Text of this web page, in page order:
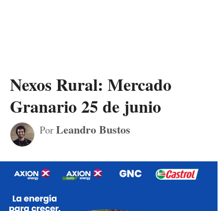
Nexos Rural: Mercado
Granario 25 de junio
PorLeandro Bustos